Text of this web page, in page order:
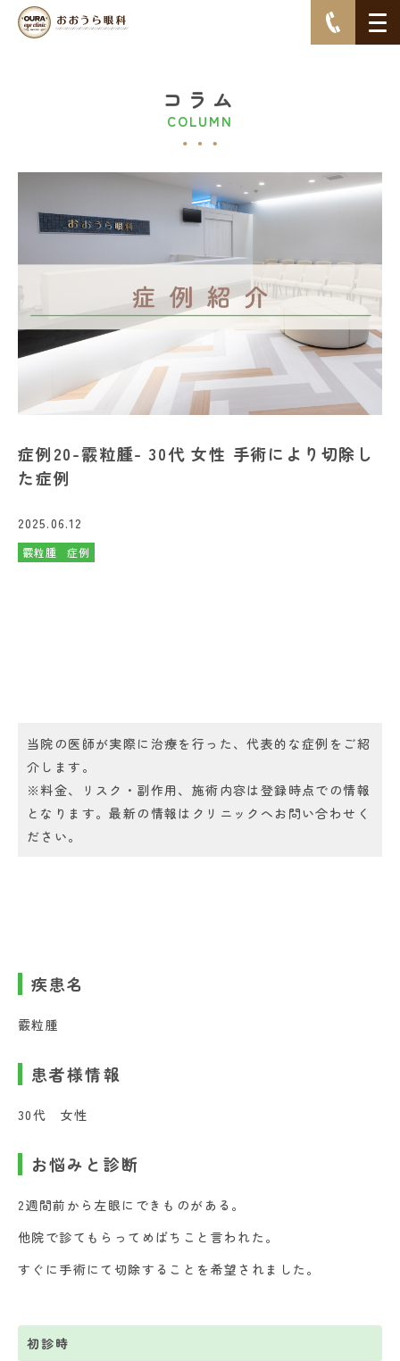
コラム
COLUMN
症例20-霰粒腫- 30代 女性 手術により切除し
た症例
2025.06.12
霰粒腫 症例
当院の医師が実際に治療を行った、代表的な症例をご紹
介します。
※料金、リスク・副作用、施術内容は登録時点での情報
となります。最新の情報はクリニックへお問い合わせく
ださい。
疾患名
霰粒腫
患者様情報
30代 女性
お悩みと診断
2週間前から左眼にできものがある。
他院で診てもらってめばちこと言われた。
すぐに手術にて切除することを希望されました。
初診時